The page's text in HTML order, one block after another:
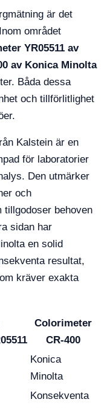
är det
området
YR05511 av
av Konica Minolta
Båda dessa
och tillförlitlighet
Kalstein är en
för laboratorier
Den utmärker
och
tillgodoser behoven
sidan har
en solid
resultat,
kräver exakta
Colorimeter
CR-400
Konica
Minolta
Konsekventa